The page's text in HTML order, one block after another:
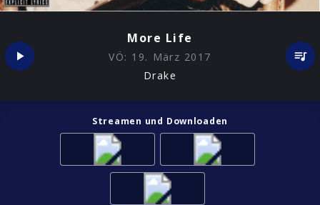
More Life
VÖ: 19. März 2017
Drake
Streamen und Downloaden